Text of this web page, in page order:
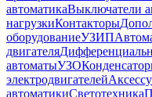
автоматикаВыключатели
нагрузкиКонтакторы
оборудованиеУЗИП
двигателя
автоматыУЗО
электродвигателей
автоматикиСветотехника